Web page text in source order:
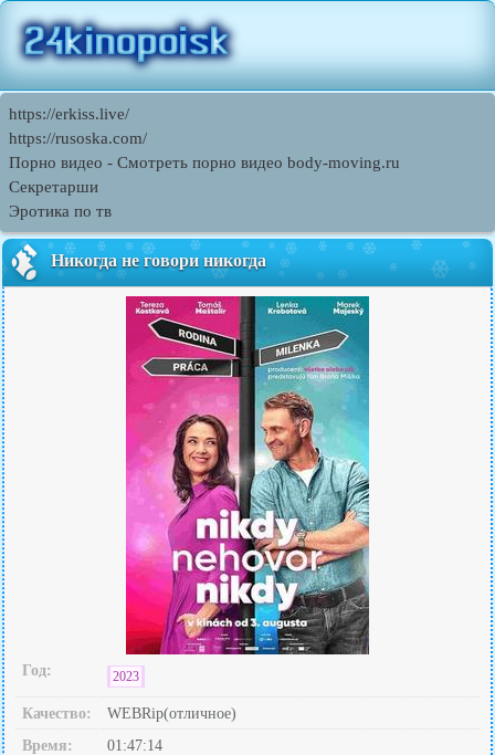
https://erkiss.live/
https://rusoska.com/
Порно видео - Смотреть порно видео body-moving.ru
Секретарши
Эротика по тв
Никогда не говори никогда
Год: 2023
Качество:
WEBRip(отличное)
Время:
01:47:14